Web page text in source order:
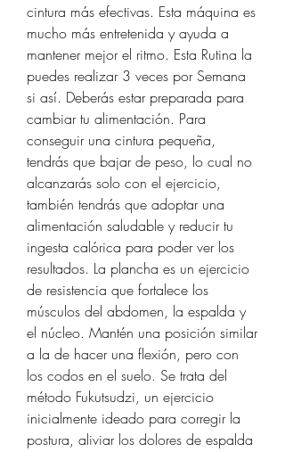
cintura más efectivas. Esta máquina es
mucho más entretenida y ayuda a
mantener mejor el ritmo. Esta Rutina la
puedes realizar 3 veces por Semana
si así. Deberás estar preparada para
cambiar tu alimentación. Para
conseguir una cintura pequeña,
tendrás que bajar de peso, lo cual no
alcanzarás solo con el ejercicio,
también tendrás que adoptar una
alimentación saludable y reducir tu
ingesta calórica para poder ver los
resultados. La plancha es un ejercicio
de resistencia que fortalece los
músculos del abdomen, la espalda y
el núcleo. Mantén una posición similar
a la de hacer una flexión, pero con
los codos en el suelo. Se trata del
método Fukutsudzi, un ejercicio
inicialmente ideado para corregir la
postura, aliviar los dolores de espalda